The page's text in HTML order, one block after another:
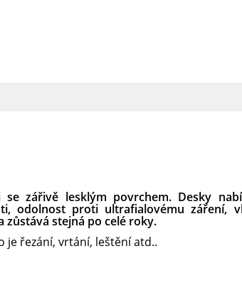
zářivě lesklým povrchem. Desky
odolnost proti ultrafialovému záření,
zůstává stejná po celé roky.
je řezání, vrtání, leštění atd..